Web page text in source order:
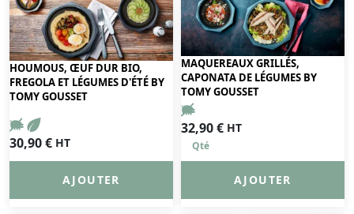
DÉCOUVRIR
HOUMOUS, ŒUF DUR BIO,
FREGOLA ET LÉGUMES D'ÉTÉ BY
TOMY GOUSSET
30,90€ HT
AJOUTER
DÉCOUVRIR
MAQUEREAUX GRILLÉS,
CAPONATA DE LÉGUMES BY
TOMY GOUSSET
32,90€ HT
AJOUTER